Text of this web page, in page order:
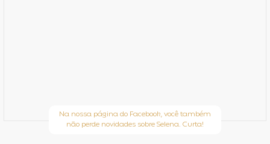
Na nossa página do Facebook, você também
não perde novidades sobre Selena. Curta!